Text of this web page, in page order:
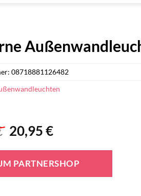
Ursprünglicher
war:
39,95 €
20,95€Aktueller
ist:
20,95 €.
PARTNERSHOP
08718881126482